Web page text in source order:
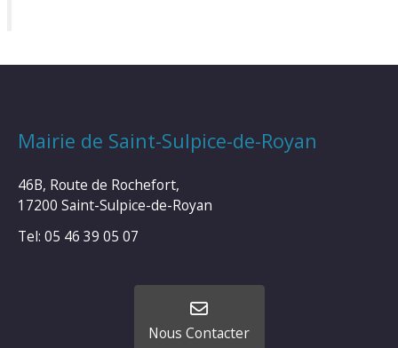
Mairie de Saint-Sulpice-de-Royan
46B, Route de Rochefort,
17200 Saint-Sulpice-de-Royan
Tel: 05 46 39 05 07
Nous Contacter